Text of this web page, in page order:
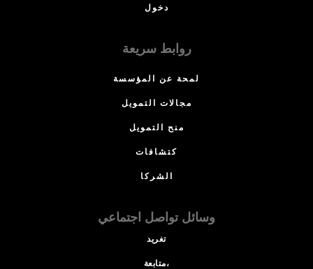
دخول
روابط سريعة
لمحة عن المؤسسة
مجالات التمويل
منح التمويل
كتشافات
الشركا
وسائل تواصل اجتماعي
تغريد
متابعة،